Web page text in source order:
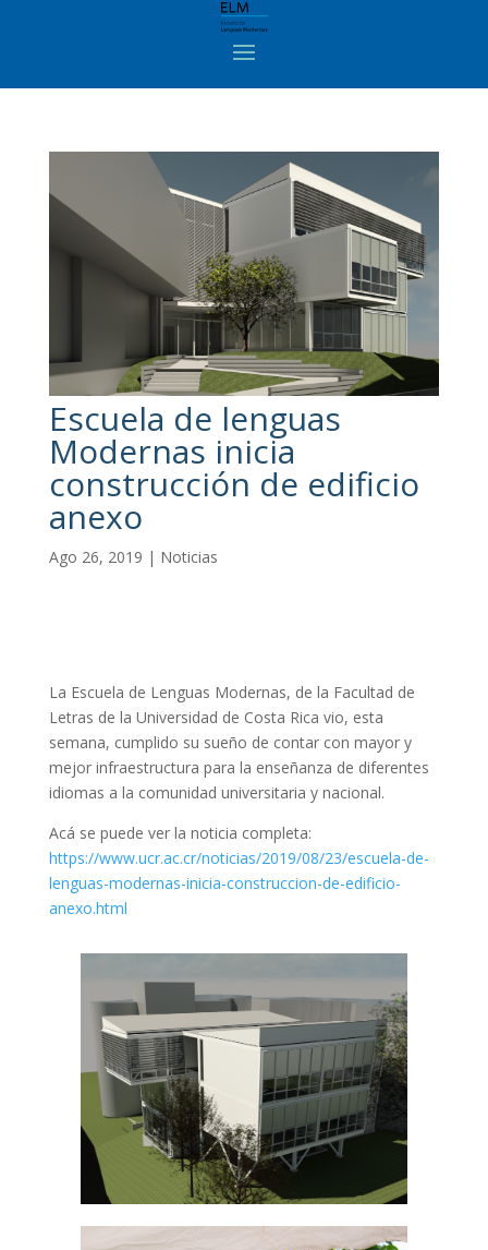
Escuela de lenguas
Modernas inicia
construcción de edificio
anexo
Ago 26, 2019 | Noticias
La Escuela de Lenguas Modernas, de la Facultad de
Letras de la Universidad de Costa Rica vio, esta
semana, cumplido su sueño de contar con mayor y
mejor infraestructura para la enseñanza de diferentes
idiomas a la comunidad universitaria y nacional.
Acá se puede ver la noticia completa:
https://www.ucr.ac.cr/noticias/2019/08/23/escuela-de-
lenguas-modernas-inicia-construccion-de-edificio-
anexo.html